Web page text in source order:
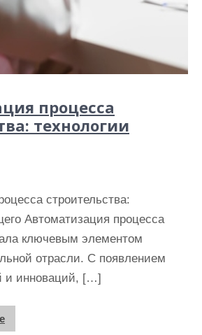
процесса
технологии
строительства:
Автоматизация процесса
ключевым элементом
отрасли. С появлением
и инноваций, […]